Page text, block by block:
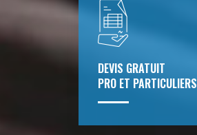
DEVIS GRATUIT
PRO ET PARTICULIERS